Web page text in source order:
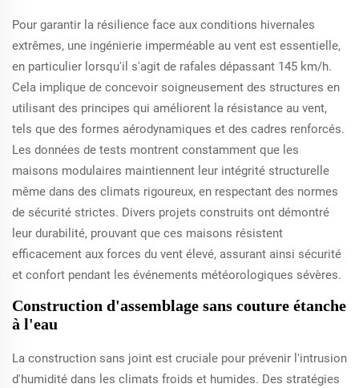
Pour garantir la résilience face aux conditions hivernales
extrêmes, une ingénierie imperméable au vent est essentielle,
en particulier lorsqu'il s'agit de rafales dépassant 145 km/h.
Cela implique de concevoir soigneusement des structures en
utilisant des principes qui améliorent la résistance au vent,
tels que des formes aérodynamiques et des cadres renforcés.
Les données de tests montrent constamment que les
maisons modulaires maintiennent leur intégrité structurelle
même dans des climats rigoureux, en respectant des normes
de sécurité strictes. Divers projets construits ont démontré
leur durabilité, prouvant que ces maisons résistent
efficacement aux forces du vent élevé, assurant ainsi sécurité
et confort pendant les événements météorologiques sévères.
Construction d'assemblage sans couture étanche
à l'eau
La construction sans joint est cruciale pour prévenir l'intrusion
d'humidité dans les climats froids et humides. Des stratégies